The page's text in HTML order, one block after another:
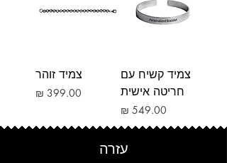
צמיד קשיח עם
חריטה אישית
מחיר
צמיד זוהר
מחיר
עזרה